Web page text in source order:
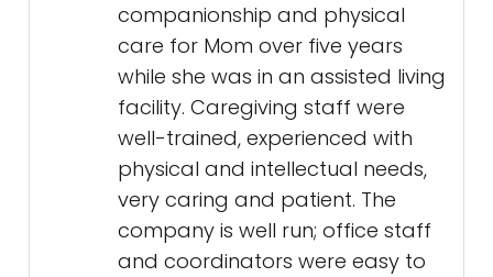
companionship and physical
care for Mom over five years
while she was in an assisted living
facility. Caregiving staff were
well-trained, experienced with
physical and intellectual needs,
very caring and patient. The
company is well run; office staff
and coordinators were easy to